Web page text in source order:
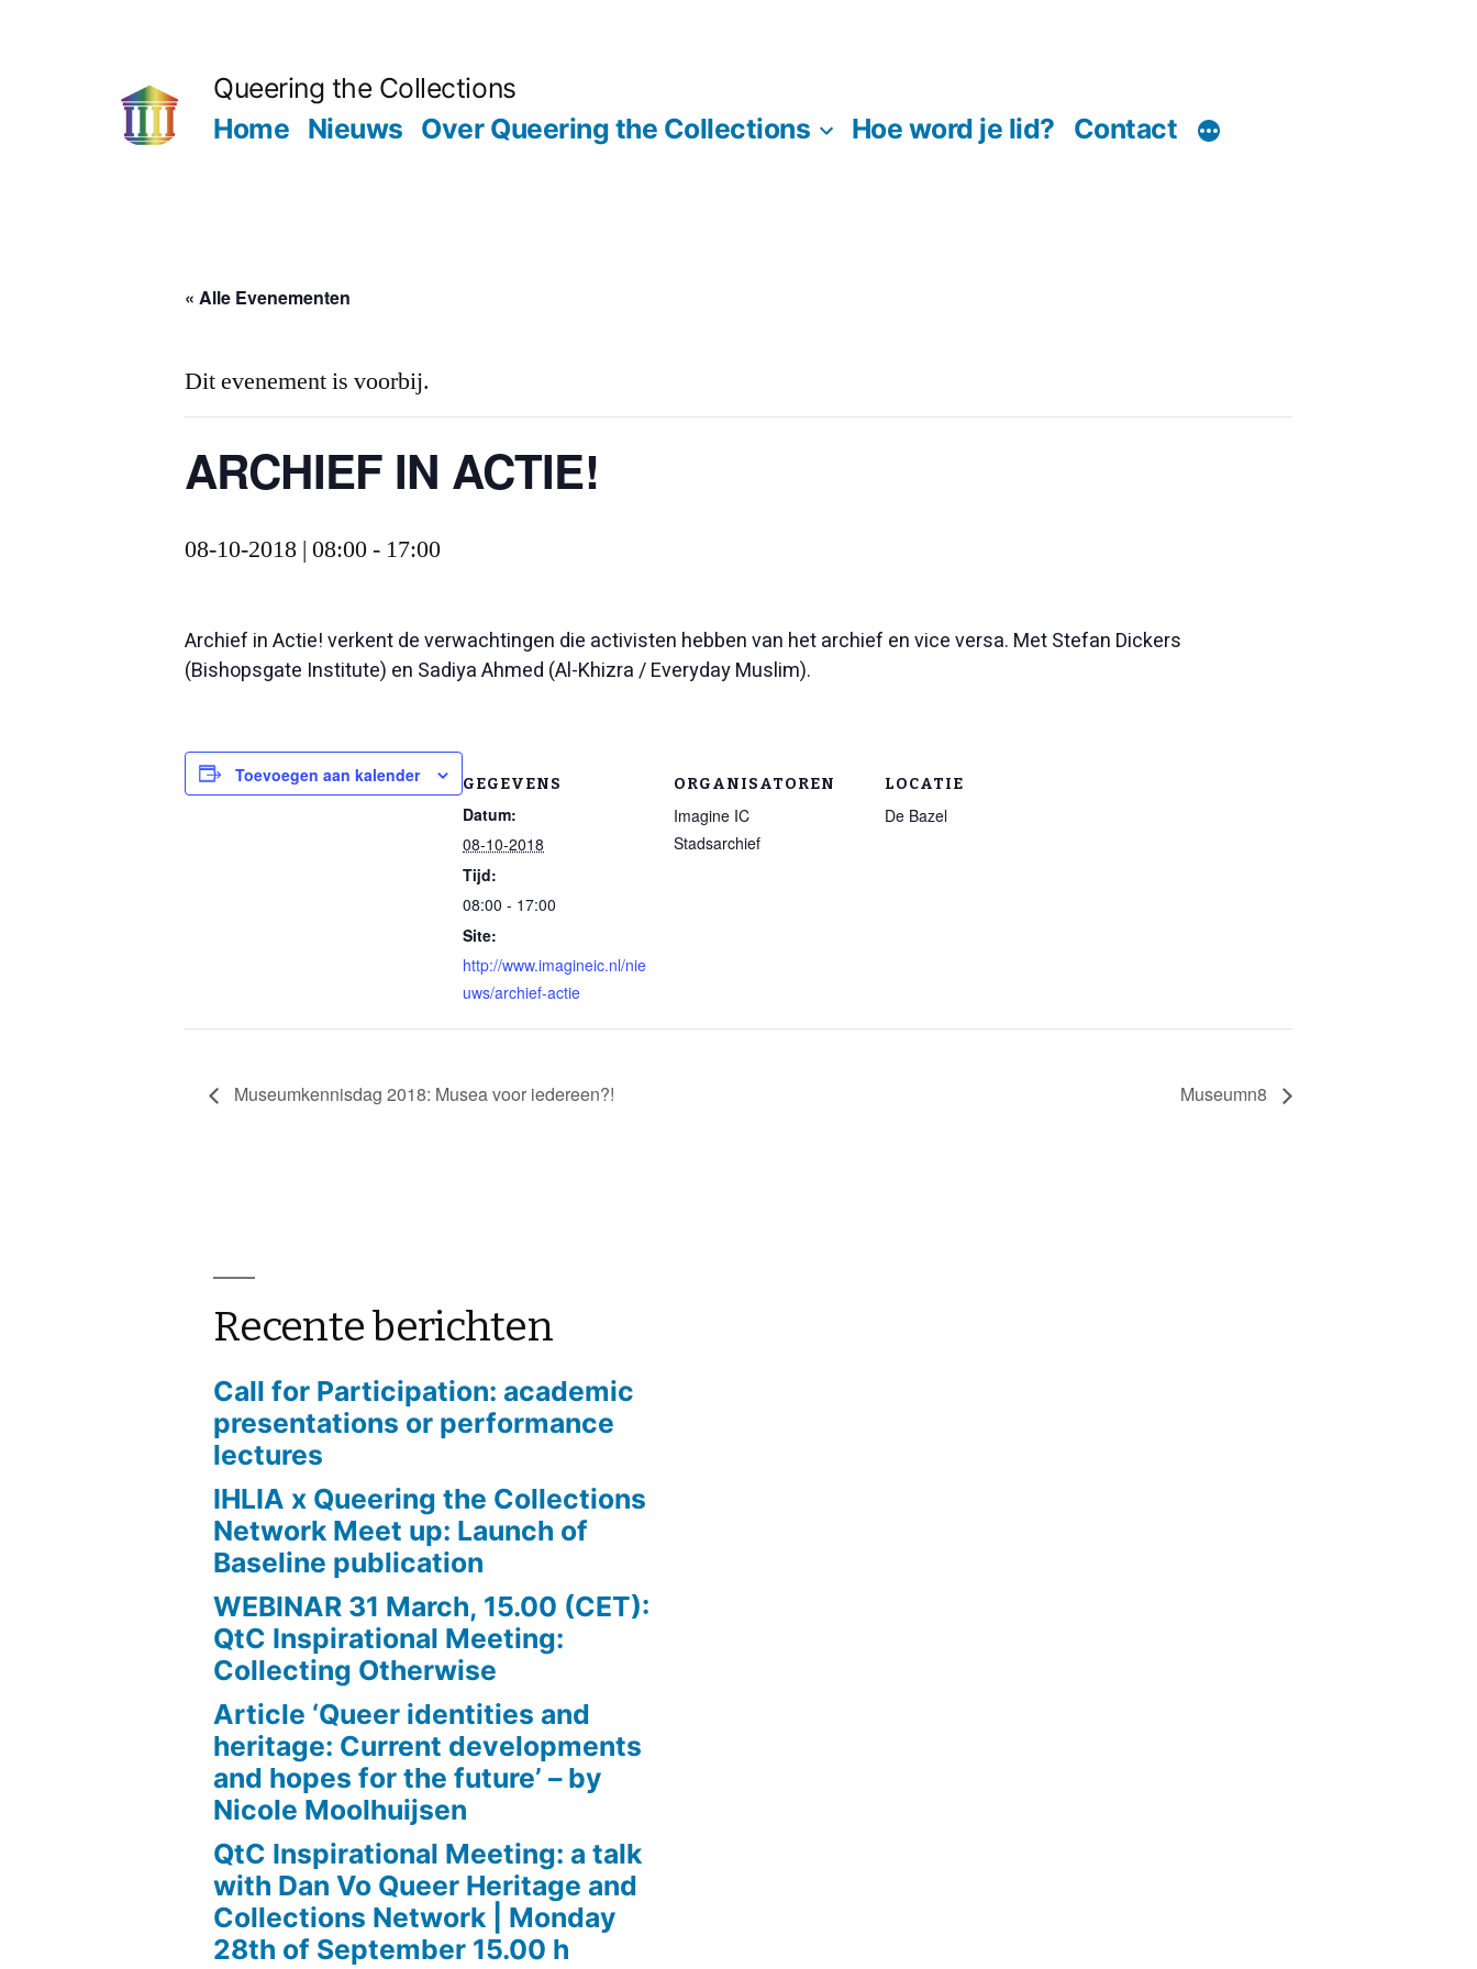
Queering the Collections
Home Nieuws Over Queering the Collections Hoe word je lid? Contact
« Alle Evenementen
Dit evenement is voorbij.
ARCHIEF IN ACTIE!
08-10-2018 | 08:00- 17:00
Archief in Actie! verkent de verwachtingen die activisten hebben van het archief en vice versa. Met Stefan Dickers
(Bishopsgate Institute) en Sadiya Ahmed (Al-Khizra / Everyday Muslim).
Toevoegen aan kalender GEGEVENS
Datum:
08-10-2018
Tijd:
08:00 - 17:00
Site:
http://www.imagineic.nl/nie
uws/archief-actie
ORGANISATOREN
Imagine IC
Stadsarchief
LOCATIE
De Bazel
Museumkennisdag 2018: Musea voor iedereen?! Museumn8
Recente berichten
Call for Participation: academic
presentations or performance
lectures
IHLIA x Queering the Collections
Network Meet up: Launch of
Baseline publication
WEBINAR 31 March, 15.00 (CET):
QtC Inspirational Meeting:
Collecting Otherwise
Article ‘Queer identities and
heritage: Current developments
and hopes for the future’ – by
Nicole Moolhuijsen
QtC Inspirational Meeting: a talk
with Dan Vo Queer Heritage and
Collections Network | Monday
28th of September 15.00 h